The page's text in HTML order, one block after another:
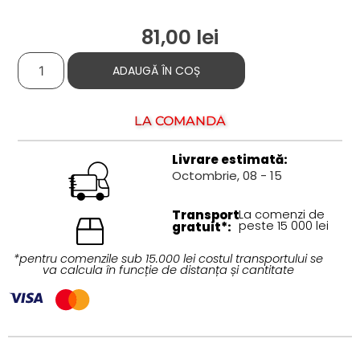
81,00 lei
ADAUGĂ ÎN COȘ
LA COMANDĂ
Livrare estimată:
Octombrie, 08 - 15
Transport
gratuit*:
La comenzi de
peste 15 000 lei
*pentru comenzile sub 15.000 lei costul transportului se
va calcula în funcție de distanța și cantitate